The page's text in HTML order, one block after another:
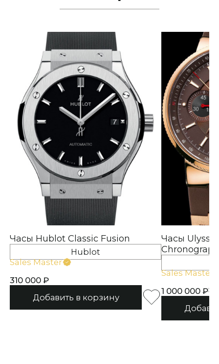
Часы Hublot Classic Fusion
Hublot
Sales Master
310 000
Часы Ulysse
Chronograph
Sales Master
1 000 000
1